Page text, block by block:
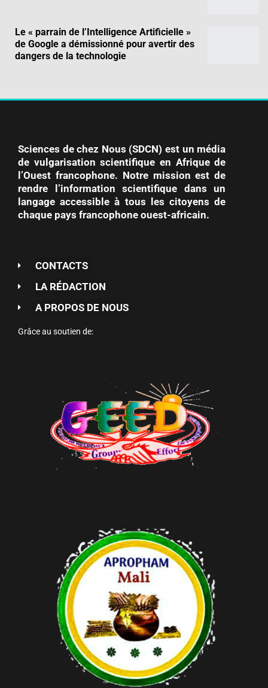
Le « parrain de l’Intelligence Artificielle »
de Google a démissionné pour avertir des
dangers de la technologie
Sciences de chez Nous (SDCN) est un média
de vulgarisation scientifique en Afrique de
l’Ouest francophone. Notre mission est de
rendre l’information scientifique dans un
langage accessible à tous les citoyens de
chaque pays francophone ouest-africain.
CONTACTS
LA RÉDACTION
A PROPOS DE NOUS
Grâce au soutien de: